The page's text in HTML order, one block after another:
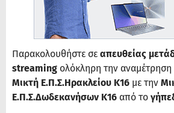
Παρακολουθήστε σε απευθείας
streaming ολόκληρη την
Μικτή Ε.Π.Σ.Ηρακλείου Κ16 με την
Ε.Π.Σ.Δωδεκανήσων Κ16 από το